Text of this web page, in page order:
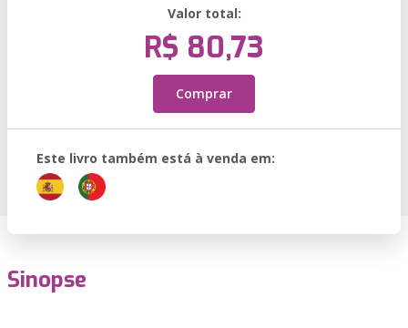
Valor total:
R$ 80,73
Comprar
Este livro também está à venda em:
Sinopse